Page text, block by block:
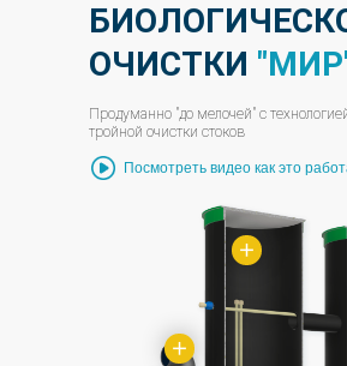
ОЧИСТКИ
Продуманно "до мелочей" с
тройной очистки стоков
Посмотреть видео как это